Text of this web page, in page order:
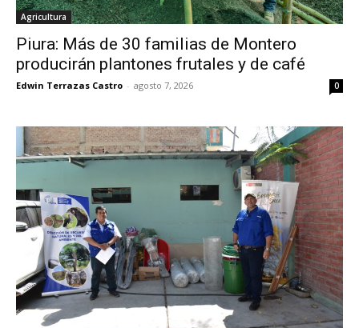
Agricultura
Piura: Más de 30 familias de Montero
producirán plantones frutales y de café
Edwin Terrazas Castro - agosto 7, 2026 0